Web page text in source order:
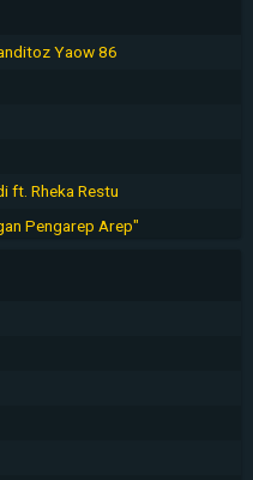
Yaow 86
ft. Rheka Restu
Pengarep Arep"